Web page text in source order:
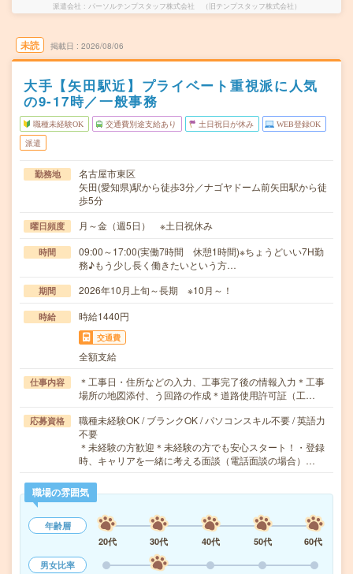
派遣会社 パーソルテンプスタッフ株式会社 （旧テンプスタッフ株式会社）
未読 掲載日 2026/08/06
大手【矢田駅近】プライベート重視派に人気
の9-17時／一般事務
職種未経験OK 交通費別途支給あり 土日祝日が休み WEB登録OK
派遣
勤務地
名古屋市東区
矢田(愛知県)駅から徒歩3分／ナゴヤドーム前矢田駅から徒
歩5分
曜日頻度 月～金（週5日） ※土日祝休み
時間
09:00～17:00(実働7時間 休憩1時間)※ちょうどいい7H勤
務♪もう少し長く働きたいという方…
期間 2026年10月上旬～長期 ※10月～！
時給 時給1440円
交通費
全額支給
仕事内容
＊工事日・住所などの入力、工事完了後の情報入力＊工事
場所の地図添付、う回路の作成＊道路使用許可証（工…
応募資格
職種未経験OK / ブランクOK / パソコンスキル不要 / 英語力
不要
＊未経験の方歓迎＊未経験の方でも安心スタート！・登録
時、キャリアを一緒に考える面談（電話面談の場合）…
職場の雰囲気
年齢層
20代
30代 40代 50代
60代
男女比率